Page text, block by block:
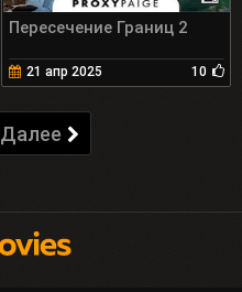
Пересечение Границ 2
21 апр 2025 10
Далее